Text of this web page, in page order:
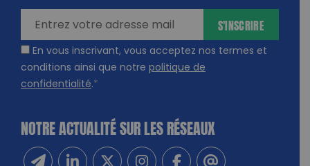
En vous inscrivant, vous acceptez nos termes et
conditions ainsi que notre politique de
confidentialité.*
S'INSCRIRE
NOTRE ACTUALITÉ SUR LES RÉSEAUX